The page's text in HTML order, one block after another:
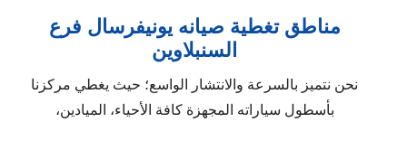
مناطق تغطية صيانه يونيفرسال فرع
السنبلاوين
نحن نتميز بالسرعة والانتشار الواسع؛ حيث يغطي مركزنا
بأسطول سياراته المجهزة كافة الأحياء، الميادين،